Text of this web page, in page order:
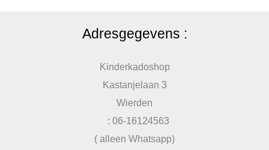
Adresgegevens :
Kinderkadoshop
Kastanjelaan 3
Wierden
: 06-16124563
( alleen Whatsapp)